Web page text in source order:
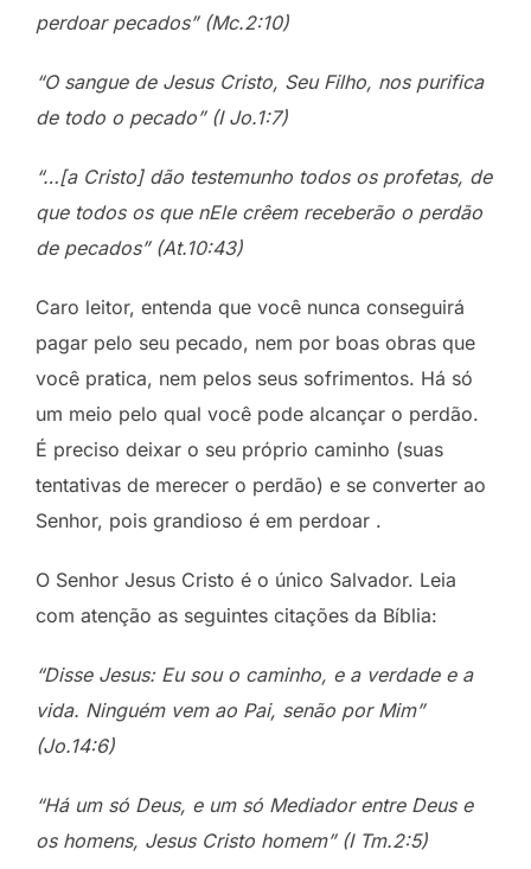
perdoar pecados” (Mc.2:10)
“O sangue de Jesus Cristo, Seu Filho, nos purifica
de todo o pecado” (I Jo.1:7)
“…[a Cristo] dão testemunho todos os profetas, de
que todos os que nEle crêem receberão o perdão
de pecados” (At.10:43)
Caro leitor, entenda que você nunca conseguirá
pagar pelo seu pecado, nem por boas obras que
você pratica, nem pelos seus sofrimentos. Há só
um meio pelo qual você pode alcançar o perdão.
É preciso deixar o seu próprio caminho (suas
tentativas de merecer o perdão) e se converter ao
Senhor, pois grandioso é em perdoar .
O Senhor Jesus Cristo é o único Salvador. Leia
com atenção as seguintes citações da Bíblia:
“Disse Jesus: Eu sou o caminho, e a verdade e a
vida. Ninguém vem ao Pai, senão por Mim”
(Jo.14:6)
“Há um só Deus, e um só Mediador entre Deus e
os homens, Jesus Cristo homem” (I Tm.2:5)